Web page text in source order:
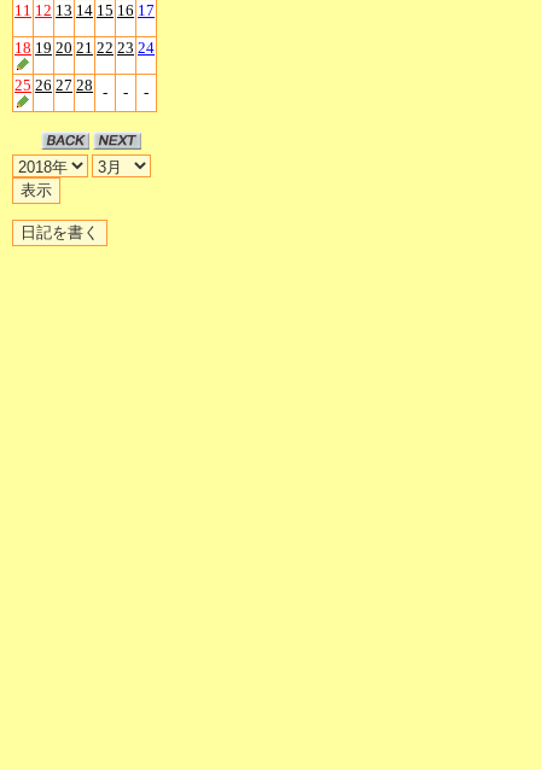
11 12 13 14 15 16 17
18 19 20 21 22 23 24
25 26 27 28 - - -